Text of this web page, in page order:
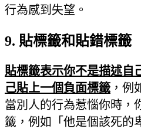
行為感到失望。
9. 貼標籤和貼錯標籤
貼標籤表示你不是描述自
己貼上一個負面標籤 ，例
當別人的行為惹惱你時，
籤，例如「他是個該死的